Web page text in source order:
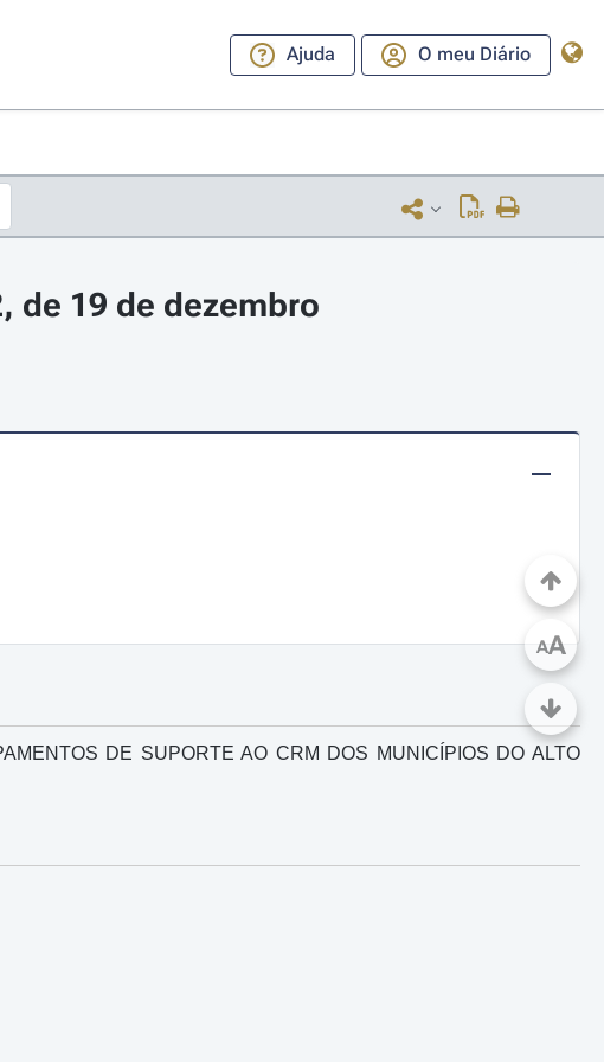
Ajuda O meu Diário
de 19 de dezembro
DE SUPORTE AO CRM DOS MUNICÍPIOS DO ALTO
AA